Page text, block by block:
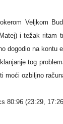
Veljkom
i težak ritam
dogodio na
tog
moći ozbiljno
80:96 (23:29,